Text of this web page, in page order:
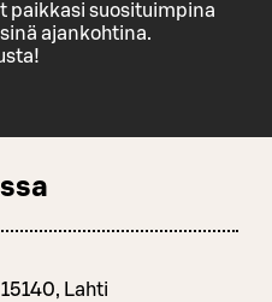
paikkasi suosituimpina
ajankohtina.
Lahti